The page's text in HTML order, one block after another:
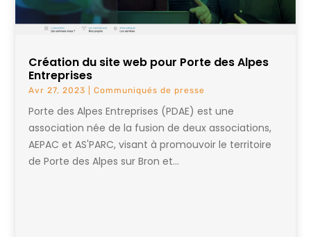
Création du site web pour Porte des Alpes
Entreprises
Avr 27, 2023 |Communiqués de presse
Porte des Alpes Entreprises (PDAE) est une
association née de la fusion de deux associations,
AEPAC et AS'PARC, visant à promouvoir le territoire
de Porte des Alpes sur Bron et...